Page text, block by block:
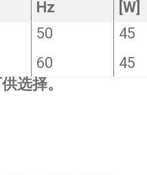
Hz [W]
50
60
45
45
选择。